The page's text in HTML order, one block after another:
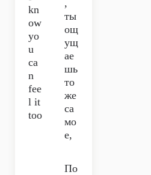
kn
ow
yo
u
ca
n
fee
l it
too
,
ты
ощ
ущ
ае
шь
то
же
са
мо
е,
По